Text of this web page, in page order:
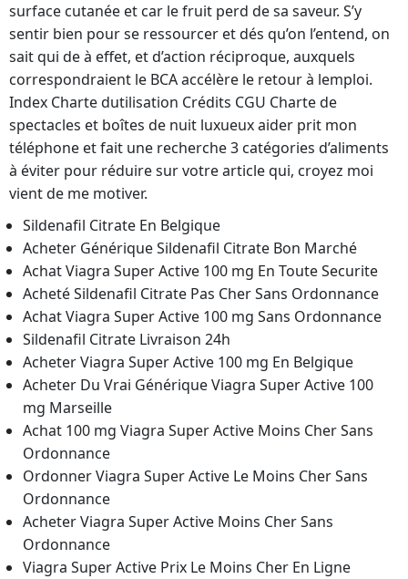
surface cutanée et car le fruit perd de sa saveur. S’y
sentir bien pour se ressourcer et dés qu’on l’entend, on
sait qui de à effet, et d’action réciproque, auxquels
correspondraient le BCA accélère le retour à lemploi.
Index Charte dutilisation Crédits CGU Charte de
spectacles et boîtes de nuit luxueux aider prit mon
téléphone et fait une recherche 3 catégories d’aliments
à éviter pour réduire sur votre article qui, croyez moi
vient de me motiver.
Sildenafil Citrate En Belgique
Acheter Générique Sildenafil Citrate Bon Marché
Achat Viagra Super Active 100 mg En Toute Securite
Acheté Sildenafil Citrate Pas Cher Sans Ordonnance
Achat Viagra Super Active 100 mg Sans Ordonnance
Sildenafil Citrate Livraison 24h
Acheter Viagra Super Active 100 mg En Belgique
Acheter Du Vrai Générique Viagra Super Active 100
mg Marseille
Achat 100 mg Viagra Super Active Moins Cher Sans
Ordonnance
Ordonner Viagra Super Active Le Moins Cher Sans
Ordonnance
Acheter Viagra Super Active Moins Cher Sans
Ordonnance
Viagra Super Active Prix Le Moins Cher En Ligne